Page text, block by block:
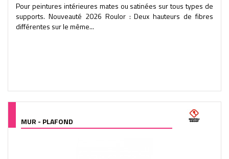
Pour peintures intérieures mates ou satinées sur tous types de
supports. Nouveauté 2026 Roulor : Deux hauteurs de fibres
différentes sur le même...
MUR - PLAFOND